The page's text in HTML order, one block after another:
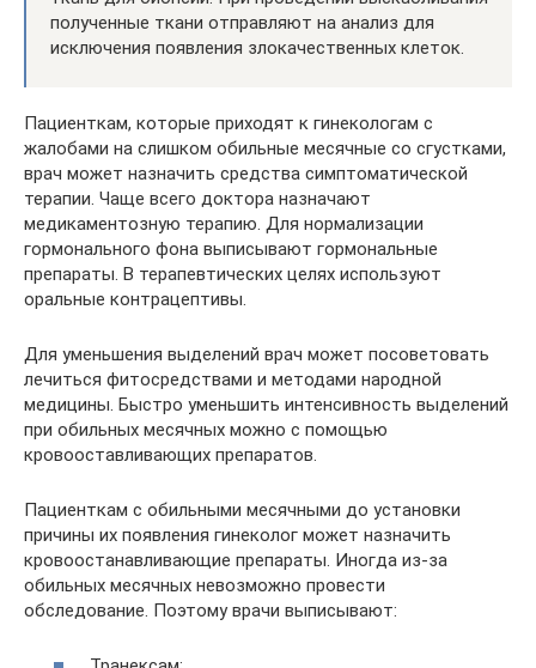
полученные ткани отправляют на анализ для
исключения появления злокачественных клеток.
Пациенткам, которые приходят к гинекологам с
жалобами на слишком обильные месячные со сгустками,
врач может назначить средства симптоматической
терапии. Чаще всего доктора назначают
медикаментозную терапию. Для нормализации
гормонального фона выписывают гормональные
препараты. В терапевтических целях используют
оральные контрацептивы.
Для уменьшения выделений врач может посоветовать
лечиться фитосредствами и методами народной
медицины. Быстро уменьшить интенсивность выделений
при обильных месячных можно с помощью
кровооставливающих препаратов.
Пациенткам с обильными месячными до установки
причины их появления гинеколог может назначить
кровоостанавливающие препараты. Иногда из-за
обильных месячных невозможно провести
обследование. Поэтому врачи выписывают: